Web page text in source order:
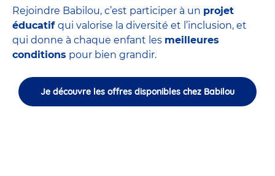
Rejoindre Babilou, c’est participer à un projet
éducatif qui valorise la diversité et l’inclusion, et
qui donne à chaque enfant les meilleures
conditions pour bien grandir.
Je découvre les offres disponibles chez Babilou